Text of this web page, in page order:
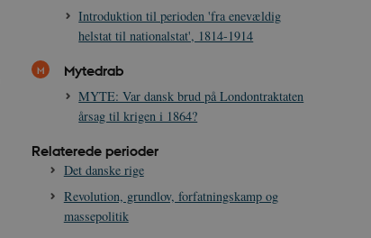
Introduktion til perioden 'fra enevældig
helstat til nationalstat', 1814-1914
Mytedrab
MYTE: Var dansk brud på Londontraktaten
årsag til krigen i 1864?
Relaterede perioder
Det danske rige
Revolution, grundlov, forfatningskamp og
massepolitik